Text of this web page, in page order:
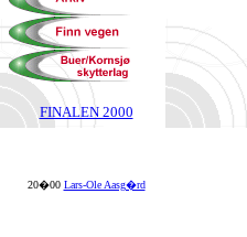
FINALEN 2000
20�00 Lars-Ole Aasg�rd